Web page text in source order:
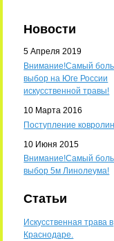
Новости
5 Апреля 2019
Внимание!Самый
выбор на Юге России
искусственной травы!
10 Марта 2016
Поступление
10 Июня 2015
Внимание!Самый
выбор 5м Линолеума!
Статьи
Искусственная трава в
Краснодаре.